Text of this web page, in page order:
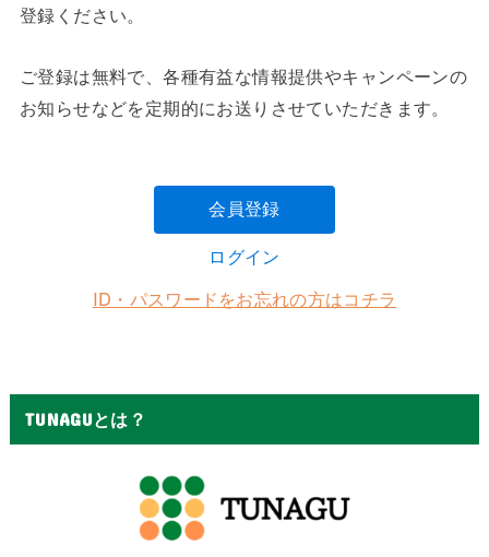
登録ください。
ご登録は無料で、各種有益な情報提供やキャンペーンの
お知らせなどを定期的にお送りさせていただきます。
会員登録
ログイン
ID・パスワードをお忘れの方はコチラ
TUNAGUとは？